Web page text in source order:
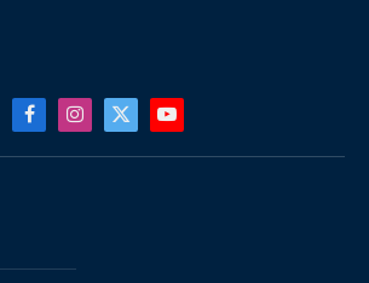
FacebookInstagram
X
(Twitter)
YouTube